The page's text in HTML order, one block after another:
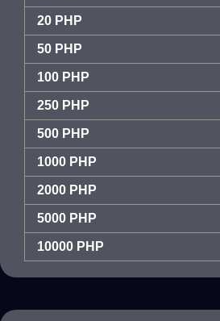
20 PHP
50 PHP
100 PHP
250 PHP
500 PHP
1000 PHP
2000 PHP
5000 PHP
10000 PHP